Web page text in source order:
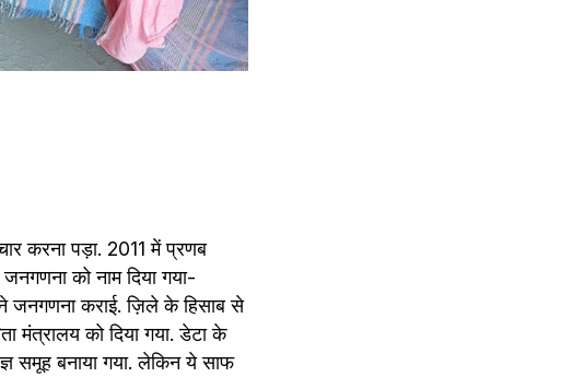
करना पड़ा. 2011 में प्रणब
को नाम दिया गया-
जनगणना कराई. ज़िले के हिसाब से
मंत्रालय को दिया गया. डेटा के
समूह बनाया गया. लेकिन ये साफ